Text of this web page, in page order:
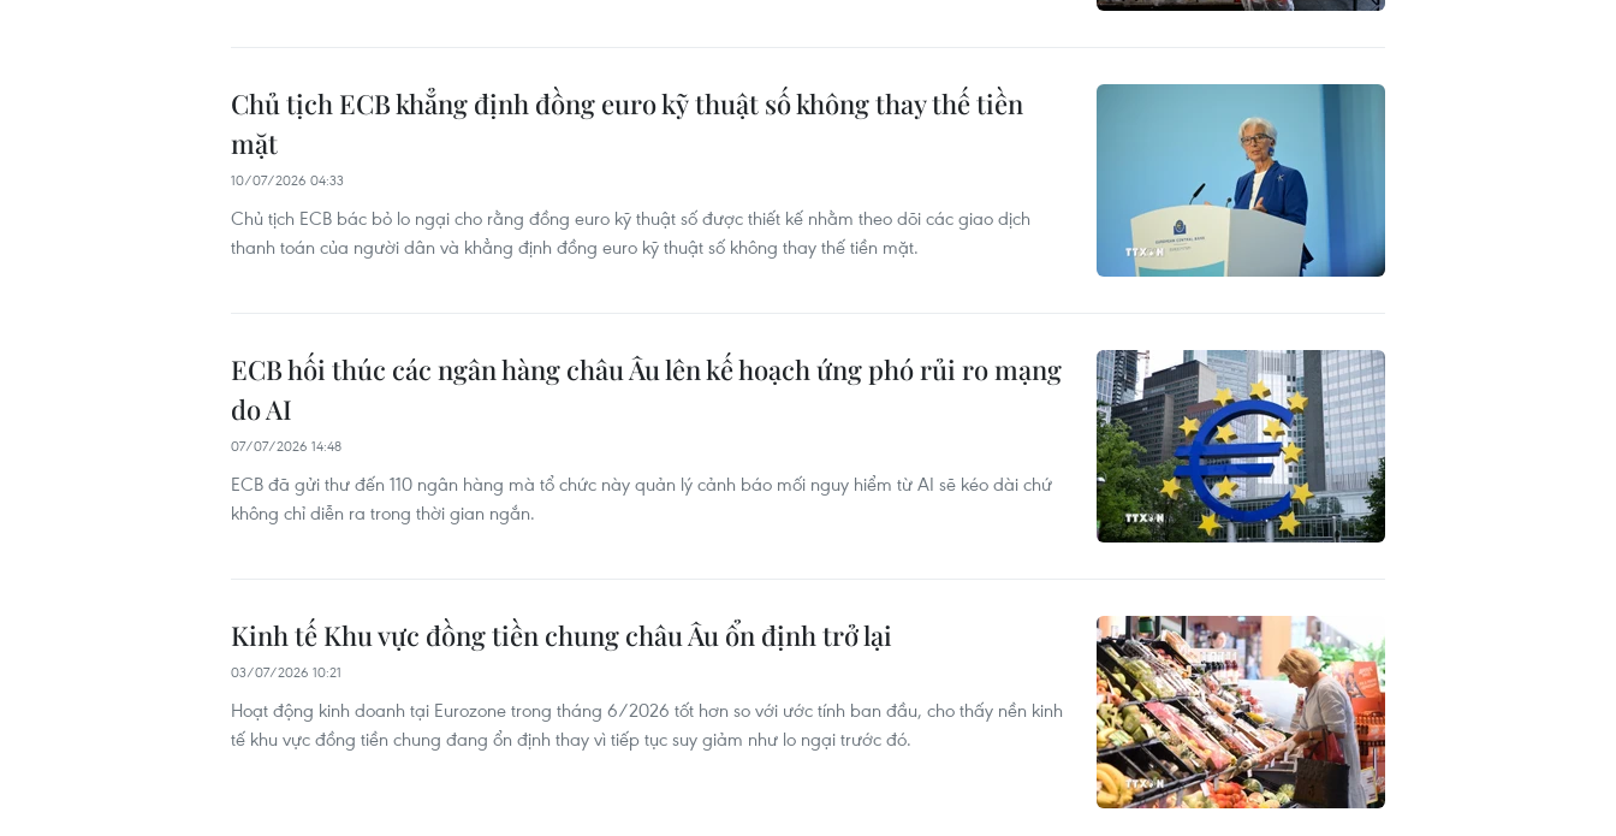
Chủ tịch ECB khẳng định đồng euro kỹ thuật số không thay thế tiền
mặt
10/07/2026 04:33
Chủ tịch ECB bác bỏ lo ngại cho rằng đồng euro kỹ thuật số được thiết kế nhằm theo dõi các giao dịch
thanh toán của người dân và khẳng định đồng euro kỹ thuật số không thay thế tiền mặt.
ECB hối thúc các ngân hàng châu Âu lên kế hoạch ứng phó rủi ro mạng
do AI
07/07/2026 14:48
ECB đã gửi thư đến 110 ngân hàng mà tổ chức này quản lý cảnh báo mối nguy hiểm từ AI sẽ kéo dài chứ
không chỉ diễn ra trong thời gian ngắn.
Kinh tế Khu vực đồng tiền chung châu Âu ổn định trở lại
03/07/2026 10:21
Hoạt động kinh doanh tại Eurozone trong tháng 6/2026 tốt hơn so với ước tính ban đầu, cho thấy nền kinh
tế khu vực đồng tiền chung đang ổn định thay vì tiếp tục suy giảm như lo ngại trước đó.